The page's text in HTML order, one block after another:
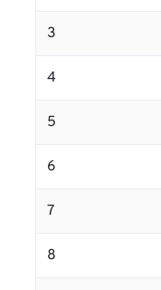
3
4
5
6
7
8